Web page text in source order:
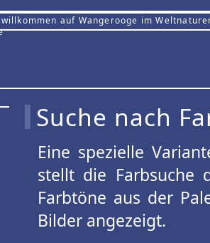
auf Wangerooge im
Suche nach
Eine spezielle
stellt die Farbsuche
Farbtöne aus der
Bilder angezeigt.